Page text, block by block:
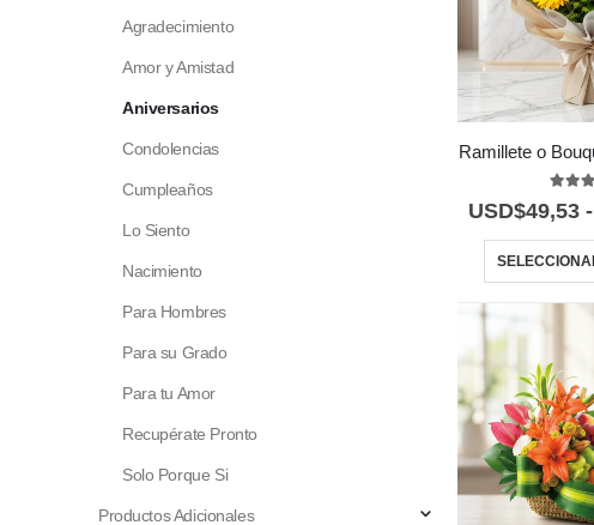
Ramillete o
USD$49,53 -
Agradecimiento
Amor y Amistad
Aniversarios
Condolencias
Cumpleaños
Lo Siento
Nacimiento
Para Hombres
Para su Grado
Para tu Amor
Recupérate Pronto
Solo Porque Si
Productos Adicionales